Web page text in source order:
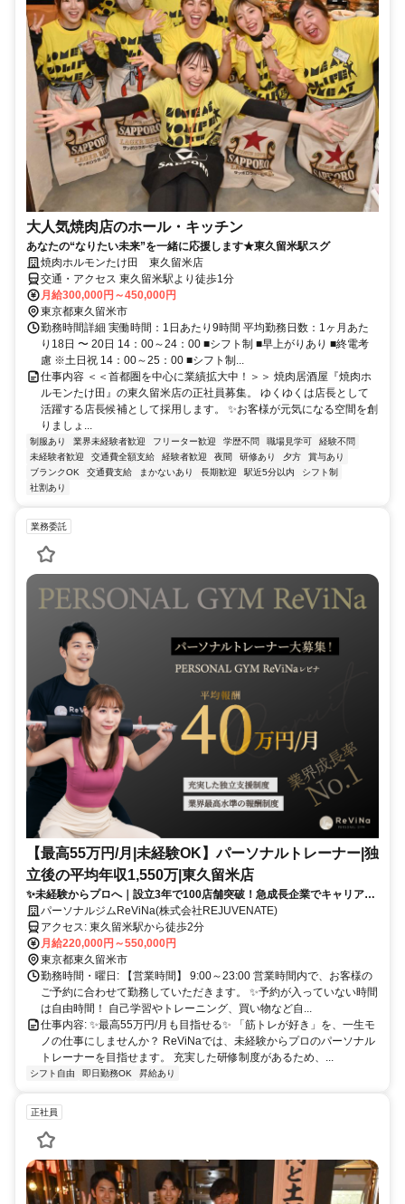
大人気焼肉店のホール・キッチン
あなたの“なりたい未来”を一緒に応援します★東久留米駅スグ
焼肉ホルモンたけ田 東久留米店
交通・アクセス 東久留米駅より徒歩1分
月給300,000円～450,000円
東京都東久留米市
勤務時間詳細 実働時間：1日あたり9時間 平均勤務日数：1ヶ月あた
り18日 〜 20日 14：00～24：00 ■シフト制 ■早上がりあり ■終電考
慮 ※土日祝 14：00～25：00 ■シフト制...
仕事内容 ＜＜首都圏を中心に業績拡大中！＞＞ 焼肉居酒屋『焼肉ホ
ルモンたけ田』の東久留米店の正社員募集。 ゆくゆくは店長として
活躍する店長候補として採用します。 ✨お客様が元気になる空間を創
りましょ...
制服あり 業界未経験者歓迎 フリーター歓迎 学歴不問 職場見学可
経験不問
未経験者歓迎
交通費全額支給 経験者歓迎 夜間 研修あり 夕方
賞与あり
ブランクOK
交通費支給 まかないあり 長期歓迎 駅近5分以内
シフト制
社割あり
業務委託
【最高55万円/月|未経験OK】パーソナルトレーナー|独
立後の平均年収1,550万|東久留米店
✨未経験からプロへ｜設立3年で100店舗突破！急成長企業でキャリアア
ップパーソナルジムReViNa(株式会社REJUVENATE)
アクセス: 東久留米駅から徒歩2分
月給220,000円～550,000円
東京都東久留米市
勤務時間・曜日: 【営業時間】 9:00～23:00 営業時間内で、お客様の
ご予約に合わせて勤務していただきます。 ✨予約が入っていない時間
は自由時間！ 自己学習やトレーニング、買い物など自...
仕事内容: ✨最高55万円/月も目指せる✨ 「筋トレが好き」を、一生モ
ノの仕事にしませんか？ ReViNaでは、未経験からプロのパーソナル
トレーナーを目指せます。 充実した研修制度があるため、...
シフト自由 即日勤務OK 昇給あり
正社員